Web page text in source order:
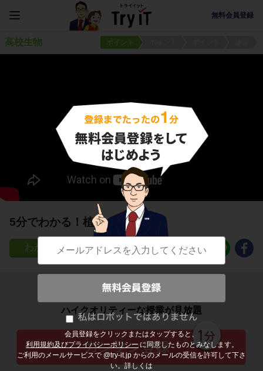
無料会員登録
会員登録をクリックまたはタップすると、
利用規約及びプライバシーポリシー に同意したものとみなします。
ご利用のメールサービスで @try-it.jp からのメールの受信を許可して下さ
い。詳しくは
高校生物 ポイント
5分でわかる！植物ホルモン
46
子どもの勉強から大人の学び直しまで
ハイクオリティーな授業が見放題